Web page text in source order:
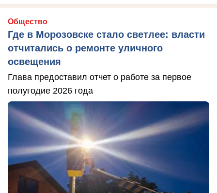
Общество
Где в Морозовске стало светлее: власти
отчитались о ремонте уличного
освещения
Глава предоставил отчет о работе за первое
полугодие 2026 года